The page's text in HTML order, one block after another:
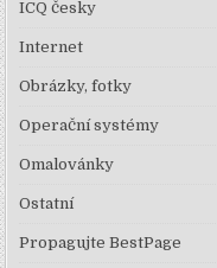
ICQ česky
Internet
Obrázky, fotky
Operační systémy
Omalovánky
Ostatní
Propagujte BestPage